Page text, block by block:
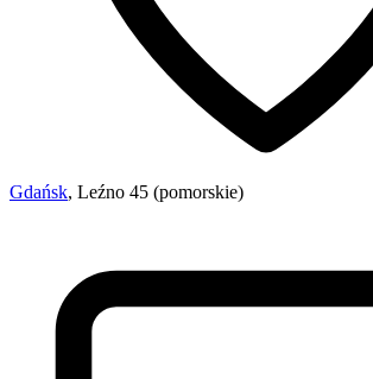
Gdańsk, Leźno 45 (pomorskie)